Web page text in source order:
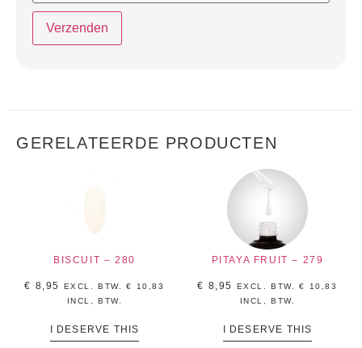
GERELATEERDE PRODUCTEN
BISCUIT – 280
€ 8,95 EXCL. BTW.€
10,83
INCL, BTW.
I DESERVE THIS
PITAYA FRUIT – 279
€ 8,95 EXCL. BTW.€
10,83
INCL, BTW.
I DESERVE THIS